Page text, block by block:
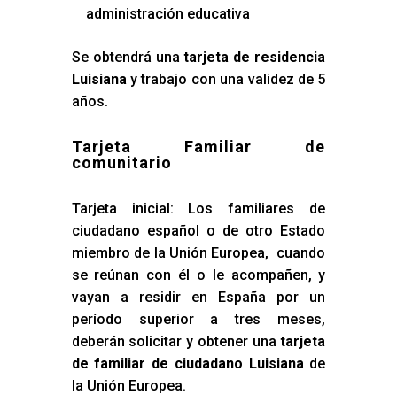
administración educativa
Se obtendrá unatarjeta de residencia
Luisiana y trabajo con una validez de 5
años.
Tarjeta Familiar de
comunitario
Tarjeta inicial: Los familiares de
ciudadano español o de otro Estado
miembro de la Unión Europea, cuando
se reúnan con él o le acompañen, y
vayan a residir en España por un
período superior a tres meses,
deberán solicitar y obtener unatarjeta
de familiar de ciudadano Luisiana de
la Unión Europea.